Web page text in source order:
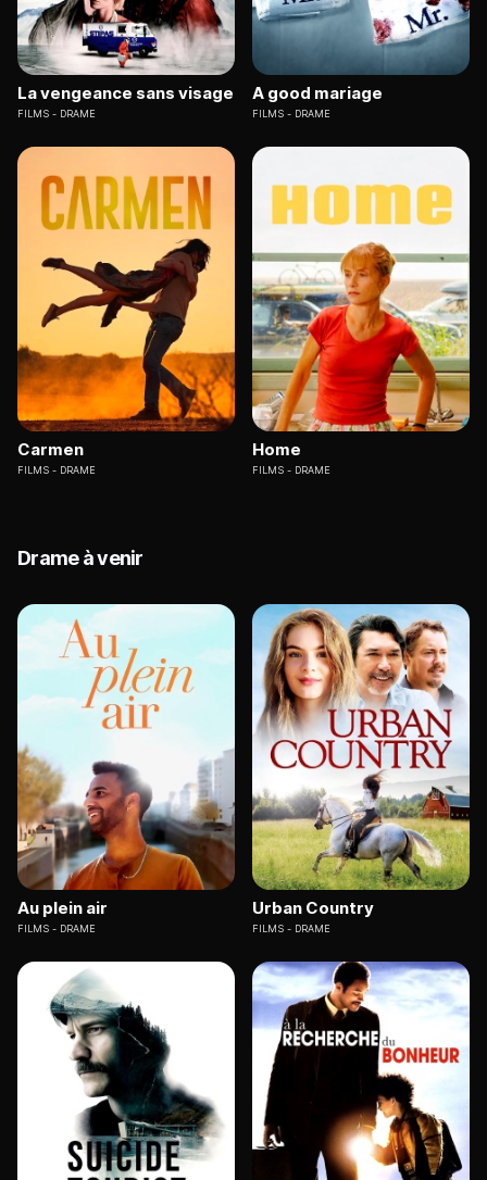
La vengeance sans visage
FILMS DRAME
A good mariage
FILMS DRAME
Carmen
FILMS DRAME
Home
FILMS DRAME
Drame à venir
Au plein air
FILMS DRAME
Urban Country
FILMS DRAME